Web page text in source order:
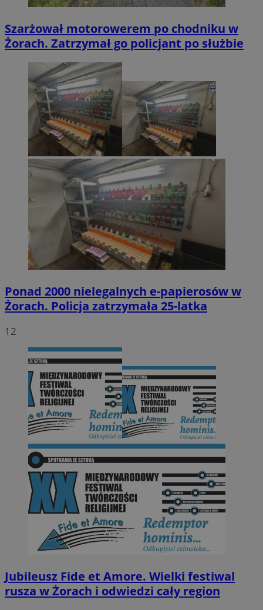
Szarżował motorowerem po chodniku w
Żorach. Zatrzymał go policjant po służbie
Ponad 2000 nielegalnych e-papierosów w
Żorach. Policja zatrzymała 25-latka
12
Jubileusz Fide et Amore. Wielki festiwal
rusza w Żorach i odwiedzi cały region